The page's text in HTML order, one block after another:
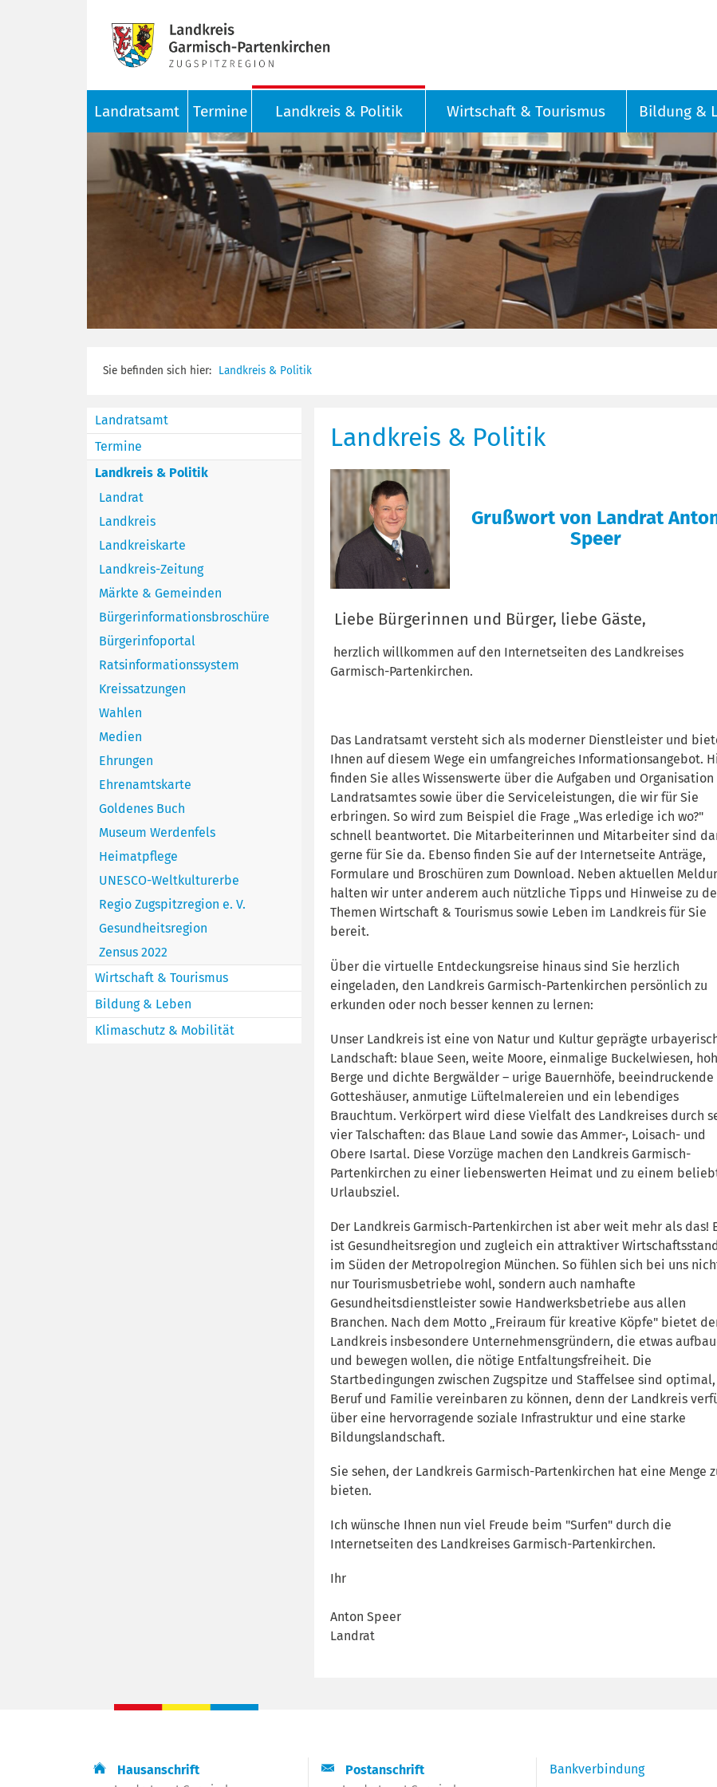
Landratsamt Termine Landkreis & Politik Wirtschaft & Tourismus Bildung &
Sie befinden sich hier: Landkreis & Politik
Landratsamt
Termine
Landkreis & Politik
Landrat
Landkreis
Landkreiskarte
Landkreis-Zeitung
Märkte & Gemeinden
Bürgerinformationsbroschüre
Bürgerinfoportal
Ratsinformationssystem
Kreissatzungen
Wahlen
Medien
Ehrungen
Ehrenamtskarte
Goldenes Buch
Museum Werdenfels
Heimatpflege
UNESCO-Weltkulturerbe
Regio Zugspitzregion e. V.
Gesundheitsregion
Zensus 2022
Wirtschaft & Tourismus
Bildung & Leben
Klimaschutz & Mobilität
Landkreis & Politik
Grußwort von Landrat
Speer
Liebe Bürgerinnen und Bürger, liebe Gäste,
herzlich willkommen auf den Internetseiten des Landkreises
Garmisch-Partenkirchen.
Das Landratsamt versteht sich als moderner Dienstleister und
Ihnen auf diesem Wege ein umfangreiches Informationsangebot.
finden Sie alles Wissenswerte über die Aufgaben und Organisation
Landratsamtes sowie über die Serviceleistungen, die wir für Sie
erbringen. So wird zum Beispiel die Frage „Was erledige ich wo?"
schnell beantwortet. Die Mitarbeiterinnen und Mitarbeiter sind
gerne für Sie da. Ebenso finden Sie auf der Internetseite Anträge,
Formulare und Broschüren zum Download. Neben aktuellen
halten wir unter anderem auch nützliche Tipps und Hinweise zu
Themen Wirtschaft & Tourismus sowie Leben im Landkreis für Sie
bereit.
Über die virtuelle Entdeckungsreise hinaus sind Sie herzlich
eingeladen, den Landkreis Garmisch-Partenkirchen persönlich zu
erkunden oder noch besser kennen zu lernen:
Unser Landkreis ist eine von Natur und Kultur geprägte
Landschaft: blaue Seen, weite Moore, einmalige Buckelwiesen,
Berge und dichte Bergwälder – urige Bauernhöfe, beeindruckende
Gotteshäuser, anmutige Lüftelmalereien und ein lebendiges
Brauchtum. Verkörpert wird diese Vielfalt des Landkreises durch
vier Talschaften: das Blaue Land sowie das Ammer-, Loisach- und
Obere Isartal. Diese Vorzüge machen den Landkreis Garmisch-
Partenkirchen zu einer liebenswerten Heimat und zu einem
Urlaubsziel.
Der Landkreis Garmisch-Partenkirchen ist aber weit mehr als das!
ist Gesundheitsregion und zugleich ein attraktiver
im Süden der Metropolregion München. So fühlen sich bei uns
nur Tourismusbetriebe wohl, sondern auch namhafte
Gesundheitsdienstleister sowie Handwerksbetriebe aus allen
Branchen. Nach dem Motto „Freiraum für kreative Köpfe" bietet
Landkreis insbesondere Unternehmensgründern, die etwas
und bewegen wollen, die nötige Entfaltungsfreiheit. Die
Startbedingungen zwischen Zugspitze und Staffelsee sind
Beruf und Familie vereinbaren zu können, denn der Landkreis
über eine hervorragende soziale Infrastruktur und eine starke
Bildungslandschaft.
Sie sehen, der Landkreis Garmisch-Partenkirchen hat eine Menge
bieten.
Ich wünsche Ihnen nun viel Freude beim "Surfen" durch die
Internetseiten des Landkreises Garmisch-Partenkirchen.
Ihr
Anton Speer
Landrat
Hausanschrift Postanschrift
Bankverbindung